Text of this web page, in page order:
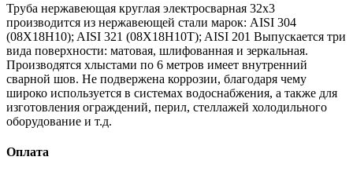
Труба нержавеющая круглая электросварная 32х3
производится из нержавеющей стали марок: AISI 304
(08Х18Н10); AISI 321 (08Х18Н10Т); AISI 201 Выпускается три
вида поверхности: матовая, шлифованная и зеркальная.
Производятся хлыстами по 6 метров имеет внутренний
сварной шов. Не подвержена коррозии, благодаря чему
широко используется в системах водоснабжения, а также для
изготовления ограждений, перил, стеллажей холодильного
оборудование и т.д.
Оплата